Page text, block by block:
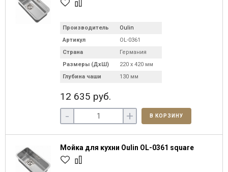
Производитель
Oulin
Артикул
OL-0361
Страна
Германия
Размеры (ДхШ)
220 х 420 мм
Глубина чаши
130 мм
12 635 руб.
- + В КОРЗИНУ
Мойка для кухни Oulin OL-0361 square